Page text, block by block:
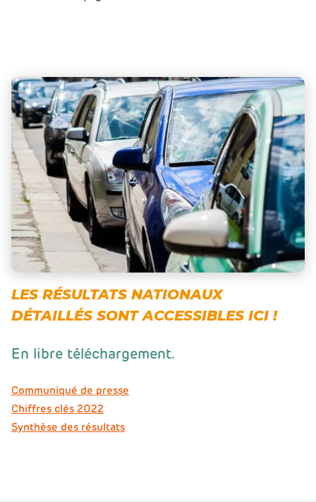
LES RÉSULTATS NATIONAUX
DÉTAILLÉS SONT ACCESSIBLES ICI !
En libre téléchargement.
Communiqué de presse
Chiffres clés 2022
Synthèse des résultats